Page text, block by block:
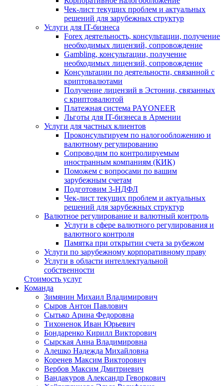
Чек-лист текущих проблем и актуальных
решений для зарубежных структур
Услуги для IT-бизнеса
Forex деятельность, консультации, получение
необходимых лицензий, сопровождение
Gambling, консультации, получение
необходимых лицензий, сопровождение
Консультации по деятельности, связанной с
криптовалютами
Получение лицензий в Эстонии, связанных
с криптовалютой
Платежная система PAYONEER
Льготы для IT-бизнеса в Армении
Услуги для частных клиентов
Проконсультируем по налогообложению и
валютному регулированию
Сопроводим по контролируемым
иностранным компаниям (КИК)
Поможем с вопросами по вашим
зарубежным счетам
Подготовим 3-НДФЛ
Чек-лист текущих проблем и актуальных
решений для зарубежных структур
Валютное регулирование и валютный контроль
Услуги в сфере валютного регулирования и
валютного контроля
Памятка при открытии счета за рубежом
Услуги по зарубежному корпоративному праву
Услуги в области интеллектуальной
собственности
Стоимость услуг
Команда
Зимянин Михаил Владимирович
Сыров Антон Павлович
Сытько Арина Федоровна
Тихоненок Иван Юрьевич
Бондаренко Кирилл Викторович
Сырская Анна Владимировна
Алешко Надежда Михайловна
Коренев Максим Викторович
Вербов Максим Дмитриевич
Вандакуров Александр Геворкович